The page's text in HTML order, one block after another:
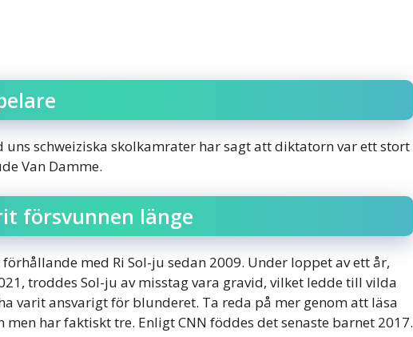
uns schweiziska skolkamrater har sagt att diktatorn var ett stort
Van Damme.
försvunnen länge
med Ri Sol-ju sedan 2009. Under loppet av ett år,
troddes Sol-ju av misstag vara gravid, vilket ledde till vilda
varit ansvarigt för blunderet. Ta reda på mer genom att läsa
men har faktiskt tre. Enligt CNN föddes det senaste barnet 2017.